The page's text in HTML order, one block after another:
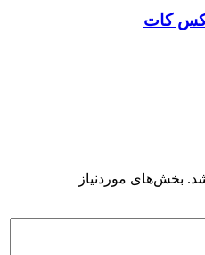
کات
بخش‌های موردنیاز